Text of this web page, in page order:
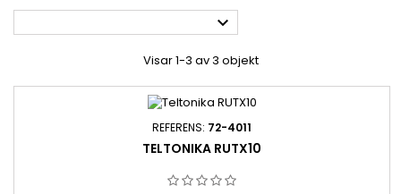

Visar 1-3 av 3 objekt
REFERENS: 72-4011
TELTONIKA RUTX10